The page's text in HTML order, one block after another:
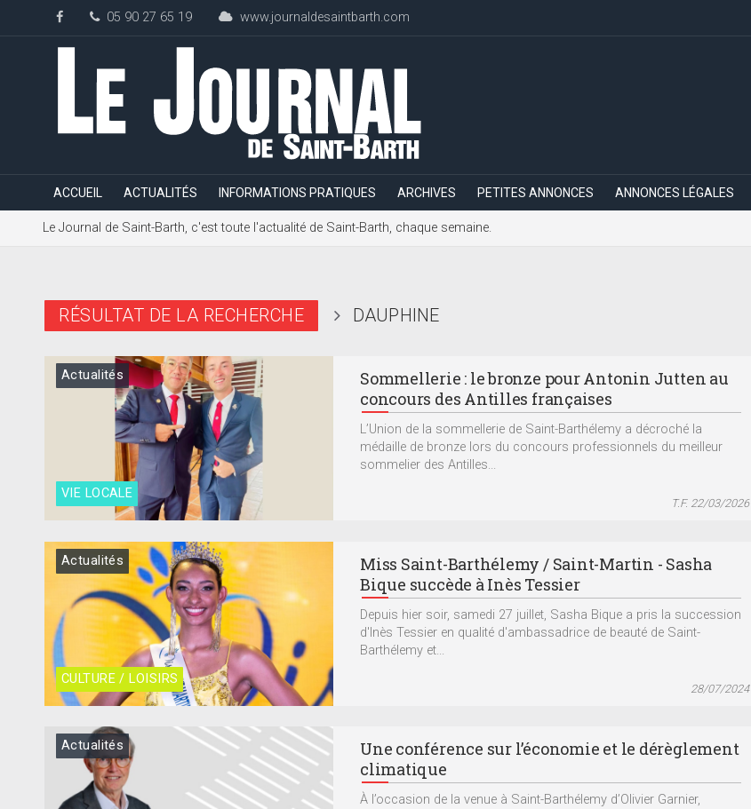
05 90 27 65 19 www.journaldesaintbarth.com
ACCUEIL ACTUALITÉS INFORMATIONS PRATIQUES ARCHIVES PETITES ANNONCES ANNONCES LÉGALES
Le Journal de Saint-Barth, c'est toute l'actualité de Saint-Barth, chaque semaine.
RÉSULTAT DE LA RECHERCHE DAUPHINE
VIE LOCALE
Actualités
Sommellerie : le bronze pour Antonin Jutten au
concours des Antilles françaises
L’Union de la sommellerie de Saint-Barthélemy a décroché la
médaille de bronze lors du concours professionnels du meilleur
sommelier des Antilles...
T.F. 22/03/2026
CULTURE / LOISIRS
Actualités
Miss Saint-Barthélemy / Saint-Martin - Sasha
Bique succède à Inès Tessier
Depuis hier soir, samedi 27 juillet, Sasha Bique a pris la succession
d'Inès Tessier en qualité d'ambassadrice de beauté de Saint-
Barthélemy et...
28/07/2024
Actualités
Une conférence sur l’économie et le dérèglement
climatique
À l’occasion de la venue à Saint-Barthélemy d’Olivier Garnier,